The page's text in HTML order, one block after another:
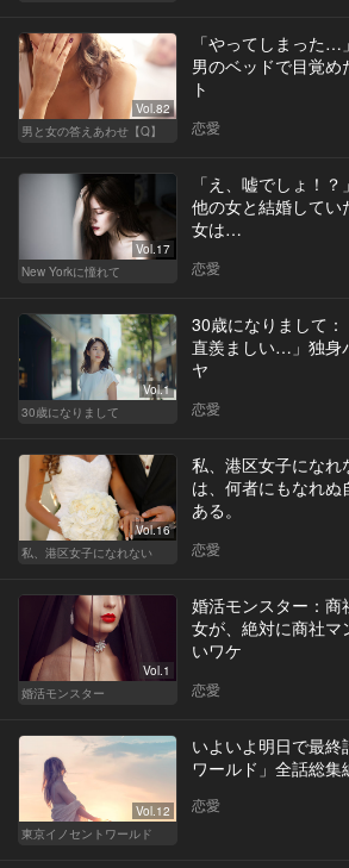
Vol.82
男と女の答えあわせ【Q】
「やってしまった…
男のベッドで目覚め
ト
恋愛
Vol.17
New Yorkに憧れて
「え、嘘でしょ！
他の女と結婚してい
女は…
恋愛
Vol.1
30歳になりまして
30歳になりまして
直羨ましい…」独身
ヤ
恋愛
Vol.16
私、港区女子になれない
私、港区女子にな
は、何者にもなれぬ
ある。
恋愛
Vol.1
婚活モンスター
婚活モンスター：
女が、絶対に商社マ
いワケ
恋愛
Vol.12
東京イノセントワールド
いよいよ明日で最終
ワールド」全話総集
恋愛